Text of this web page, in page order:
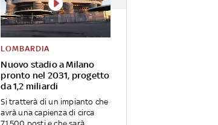
Nuovo stadio a Milano
pronto nel 2031, progetto
da 1,2 miliardi
LOMBARDIA
Si tratterà di un impianto che
avrà una capienza di circa